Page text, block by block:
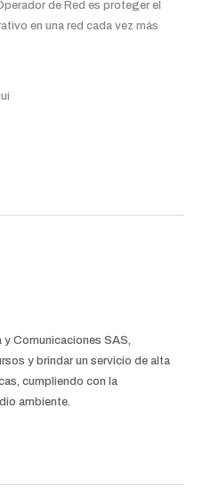
de Red es proteger el
en una red cada vez más
y Comunicaciones SAS,
y brindar un servicio de alta
cumpliendo con la
ambiente.